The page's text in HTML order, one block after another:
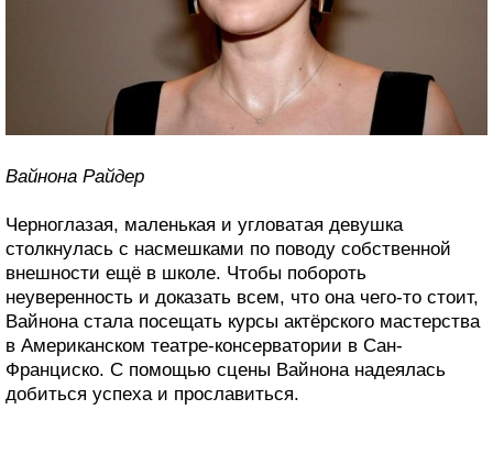
Вайнона Райдер
Черноглазая, маленькая и угловатая девушка
столкнулась с насмешками по поводу собственной
внешности ещё в школе. Чтобы побороть
неуверенность и доказать всем, что она чего-то стоит,
Вайнона стала посещать курсы актёрского мастерства
в Американском театре-консерватории в Сан-
Франциско. С помощью сцены Вайнона надеялась
добиться успеха и прославиться.